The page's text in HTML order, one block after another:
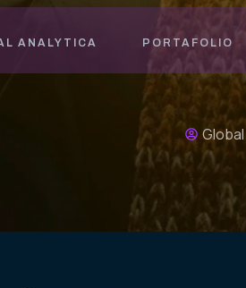
ANALYTICA PORTAFOLIO